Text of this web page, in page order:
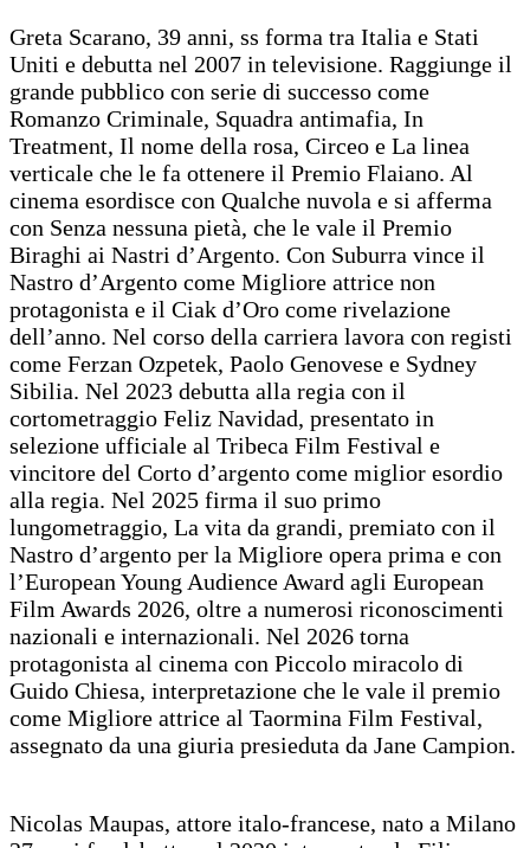
Greta Scarano, 39 anni, ss forma tra Italia e Stati
Uniti e debutta nel 2007 in televisione. Raggiunge il
grande pubblico con serie di successo come
Romanzo Criminale, Squadra antimafia, In
Treatment, Il nome della rosa, Circeo e La linea
verticale che le fa ottenere il Premio Flaiano. Al
cinema esordisce con Qualche nuvola e si afferma
con Senza nessuna pietà, che le vale il Premio
Biraghi ai Nastri d’Argento. Con Suburra vince il
Nastro d’Argento come Migliore attrice non
protagonista e il Ciak d’Oro come rivelazione
dell’anno. Nel corso della carriera lavora con registi
come Ferzan Ozpetek, Paolo Genovese e Sydney
Sibilia. Nel 2023 debutta alla regia con il
cortometraggio Feliz Navidad, presentato in
selezione ufficiale al Tribeca Film Festival e
vincitore del Corto d’argento come miglior esordio
alla regia. Nel 2025 firma il suo primo
lungometraggio, La vita da grandi, premiato con il
Nastro d’argento per la Migliore opera prima e con
l’European Young Audience Award agli European
Film Awards 2026, oltre a numerosi riconoscimenti
nazionali e internazionali. Nel 2026 torna
protagonista al cinema con Piccolo miracolo di
Guido Chiesa, interpretazione che le vale il premio
come Migliore attrice al Taormina Film Festival,
assegnato da una giuria presieduta da Jane Campion.
Nicolas Maupas, attore italo-francese, nato a Milano